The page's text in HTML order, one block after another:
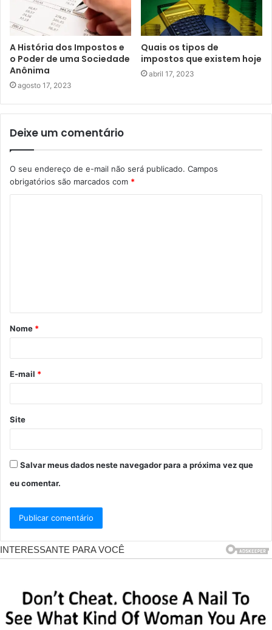
A História dos Impostos e
o Poder de uma Sociedade
Anônima
agosto 17, 2023
Quais os tipos de
impostos que existem hoje
abril 17, 2023
Deixe um comentário
O seu endereço de e-mail não será publicado. Campos
obrigatórios são marcados com *
á
r
*
Nome *
E-mail *
Site
Salvar meus dados neste navegador para a próxima vez que
eu comentar.